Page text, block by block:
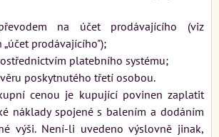
na účet prodávajícího (viz
„účet prodávajícího");
platebního systému;
poskytnutého třetí osobou.
cenou je kupující povinen zaplatit
náklady spojené s balením a dodáním
výši. Není-li uvedeno výslovně jinak,